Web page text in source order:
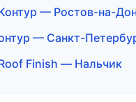
— Ростов-на-
— Санкт-
Finish — Нальчик